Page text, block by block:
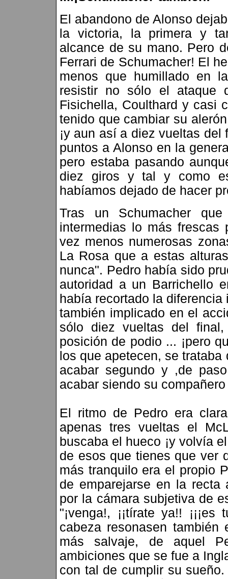
El abandono de Alonso
la victoria, la primera y
alcance de su mano. Pero
Ferrari de Schumacher! El
menos que humillado en
resistir no sólo el ataque
Fisichella, Coulthard y casi
tenido que cambiar su
¡y aun así a diez vueltas
puntos a Alonso en la
pero estaba pasando
diez giros y tal y como
habíamos dejado de hacer
Tras un Schumacher
intermedias lo más
vez menos numerosas
La Rosa que a estas
nunca". Pedro había sido
autoridad a un Barrichello
había recortado la
también implicado en el
sólo diez vueltas del
posición de podio ... ¡pero
los que apetecen, se
acabar segundo y ,de
acabar siendo su
El ritmo de Pedro era
apenas tres vueltas el
buscaba el hueco ¡y volvía
de esos que tienes que ver
más tranquilo era el propio
de emparejarse en la recta
por la cámara subjetiva de
"¡venga!, ¡¡tírate ya!!
cabeza resonasen
más salvaje, de aquel
ambiciones que se fue a
con tal de cumplir su